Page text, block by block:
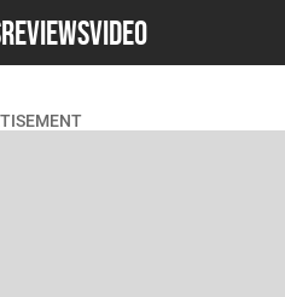
REVIEWSVideo